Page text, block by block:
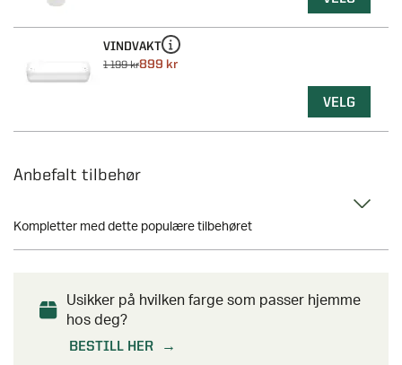
Anbefalt tilbehør
Kompletter med dette populære tilbehøret
VINDVAKT
1 199 kr899 kr
VELG
Usikker på hvilken farge som passer hjemme
hos deg?
BESTILL HER